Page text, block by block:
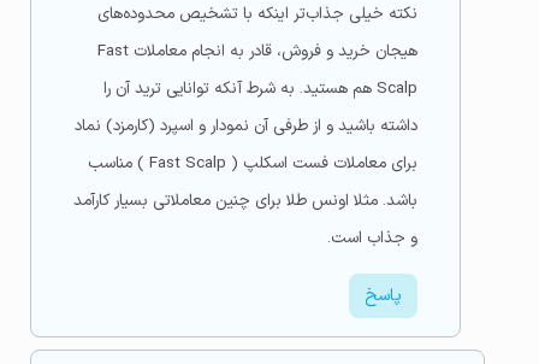
نکته خیلی جذاب‌تر اینکه با تشخیص محدوده‌های
هیجان خرید و فروش، قادر به انجام معاملات Fast
Scalp هم هستید. به شرط آنکه توانایی ترید آن را
داشته باشید و از طرفی آن نمودار و اسپرد (کارمزد) نماد
برای معاملات فست اسکلپ ( Fast Scalp ) مناسب
باشد. مثلا اونس طلا برای چنین معاملاتی بسیار کارآمد
و جذاب است.
پاسخ